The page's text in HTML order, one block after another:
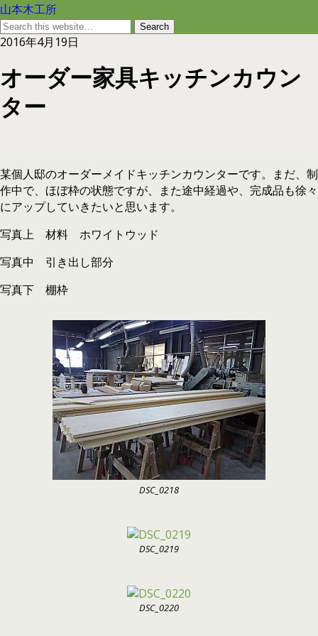
山本木工所
2016年4月19日
オーダー家具キッチンカウン
ター
某個人邸のオーダーメイドキッチンカウンターです。まだ、制
作中で、ほぼ枠の状態ですが、また途中経過や、完成品も徐々
にアップしていきたいと思います。
写真上 材料 ホワイトウッド
写真中 引き出し部分
写真下 棚枠
DSC_0218
DSC_0219
DSC_0220